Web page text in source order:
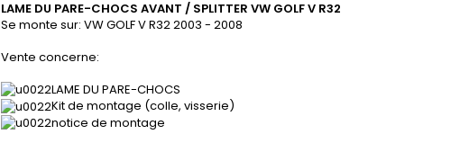
LAME DU PARE-CHOCS AVANT / SPLITTER VW GOLF V R32
Se monte sur: VW GOLF V R32 2003 - 2008
Vente concerne:
LAME DU PARE-CHOCS
Kit de montage (colle, visserie)
notice de montage